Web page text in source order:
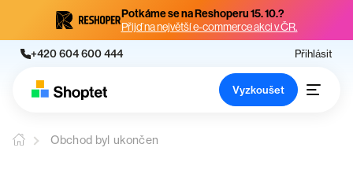
Potkáme se na Reshoperu 15. 10.?
Přijď na největší e-commerce akci v ČR.
+420 604 600 444 Přihlásit
Vyzkoušet
Obchod byl ukončen